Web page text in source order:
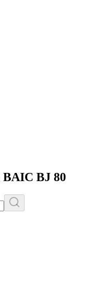
BAIC BJ 80